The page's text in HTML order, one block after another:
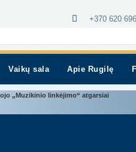
+370 620
Vaikų sala Apie Rugilę
„Muzikinio linkėjimo“ atgarsiai